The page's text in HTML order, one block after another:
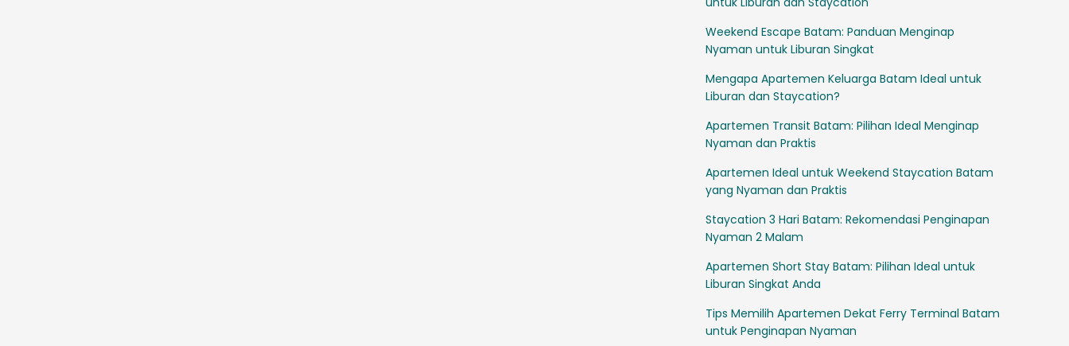
Weekend Escape Batam: Panduan Menginap
Nyaman untuk Liburan Singkat
Mengapa Apartemen Keluarga Batam Ideal untuk
Liburan dan Staycation?
Apartemen Transit Batam: Pilihan Ideal Menginap
Nyaman dan Praktis
Apartemen Ideal untuk Weekend Staycation Batam
yang Nyaman dan Praktis
Staycation 3 Hari Batam: Rekomendasi Penginapan
Nyaman 2 Malam
Apartemen Short Stay Batam: Pilihan Ideal untuk
Liburan Singkat Anda
Tips Memilih Apartemen Dekat Ferry Terminal Batam
untuk Penginapan Nyaman